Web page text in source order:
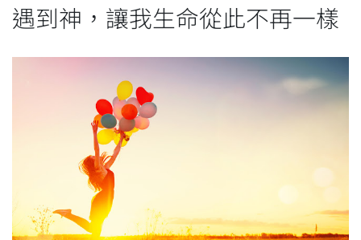
遇到神，讓我生命從此不再一樣